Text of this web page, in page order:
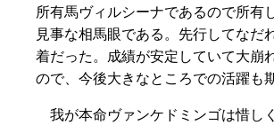
所有馬ヴィルシーナであるので所有
見事な相馬眼である。先行してなだ
着だった。成績が安定していて大崩
ので、今後大きなところでの活躍も
我が本命ヴァンケドミンゴは惜し